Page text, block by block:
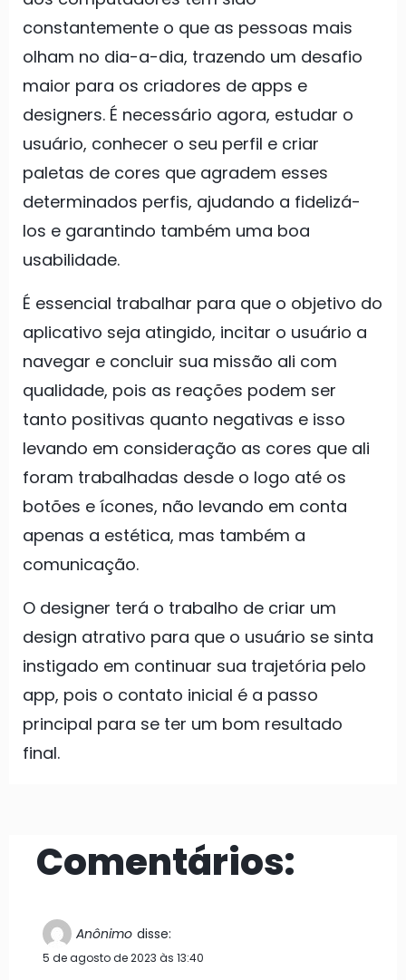
constantemente o que as pessoas mais
olham no dia-a-dia, trazendo um desafio
maior para os criadores de apps e
designers. É necessário agora, estudar o
usuário, conhecer o seu perfil e criar
paletas de cores que agradem esses
determinados perfis, ajudando a fidelizá-
los e garantindo também uma boa
usabilidade.
É essencial trabalhar para que o objetivo do
aplicativo seja atingido, incitar o usuário a
navegar e concluir sua missão ali com
qualidade, pois as reações podem ser
tanto positivas quanto negativas e isso
levando em consideração as cores que ali
foram trabalhadas desde o logo até os
botões e ícones, não levando em conta
apenas a estética, mas também a
comunicação.
O designer terá o trabalho de criar um
design atrativo para que o usuário se sinta
instigado em continuar sua trajetória pelo
app, pois o contato inicial é a passo
principal para se ter um bom resultado
final.
Comentários:
Anônimo disse:
5 de agosto de 2023 às 13:40